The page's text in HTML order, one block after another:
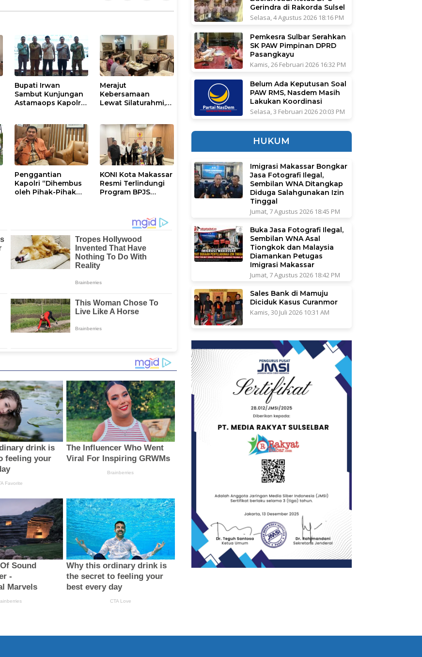
Bupati Irwan
Sambut Kunjungan
Astamaops Kapolri
Luwu Timur
Merajut
Kebersamaan
Lewat Silaturahmi,
dengan Tokoh
Masyarakat
Penggantian
Kapolri “Dihembus
oleh Pihak-Pihak
KONI Kota Makassar
Resmi Terlindungi
Program BPJS
Gerindra di Rakorda Sulsel
Selasa, 4 Agustus 2026 18:16 PM
Pemkesra Sulbar Serahkan
SK PAW Pimpinan DPRD
Pasangkayu
Kamis, 26 Februari 2026 16:32 PM
Belum Ada Keputusan Soal
PAW RMS, Nasdem Masih
Lakukan Koordinasi
Selasa, 3 Februari 2026 20:03 PM
HUKUM
Imigrasi Makassar Bongkar
Jasa Fotografi Ilegal,
Sembilan WNA Ditangkap
Diduga Salahgunakan Izin
Tinggal
Jumat, 7 Agustus 2026 18:45 PM
Buka Jasa Fotografi Ilegal,
Sembilan WNA Asal
Tiongkok dan Malaysia
Diamankan Petugas
Imigrasi Makassar
Jumat, 7 Agustus 2026 18:42 PM
Sales Bank di Mamuju
Diciduk Kasus Curanmor
Kamis, 30 Juli 2026 10:31 AM